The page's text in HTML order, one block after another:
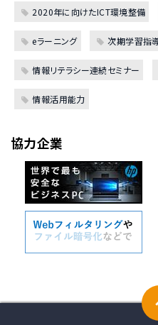
2020年に向けたICT環境整備
eラーニング 次期学習指
情報リテラシー連続セミナー
情報活用能力
協力企業